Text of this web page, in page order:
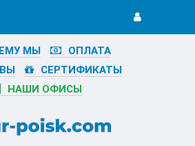
МЫ
ОПЛАТА
СЕРТИФИКАТЫ
НАШИ ОФИСЫ